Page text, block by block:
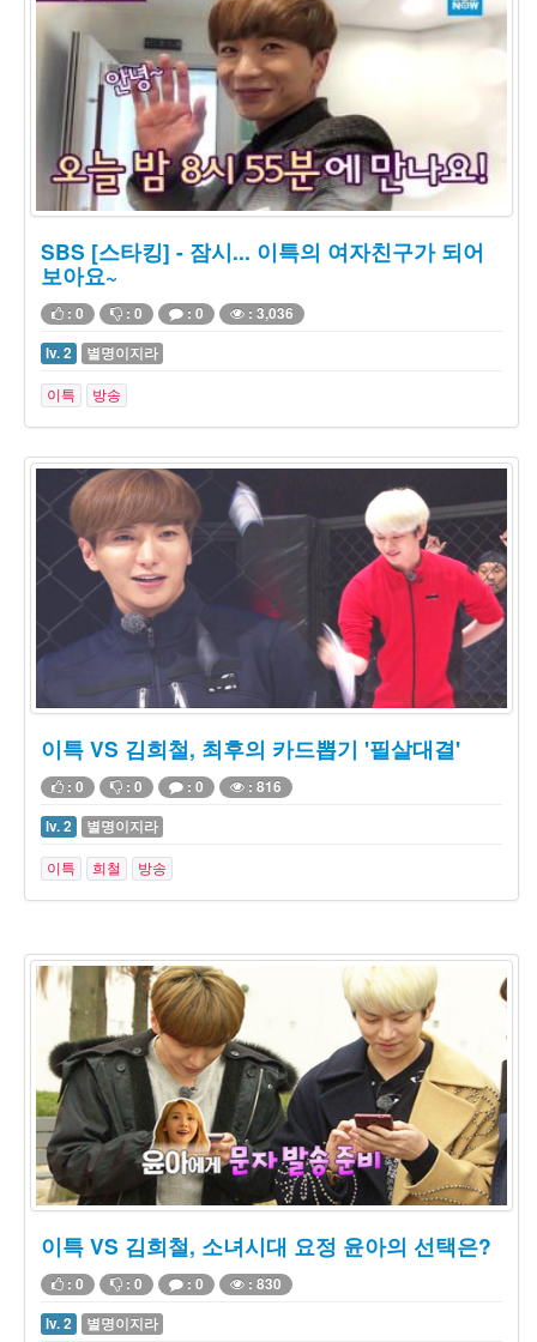
SBS [스타킹] - 잠시... 이특의 여자친구가 되어
보아요~
: 0 : 0 : 0
: 3,036
lv. 2
별명이지라
이특 방송
이특 VS 김희철, 최후의 카드뽑기 '필살대결'
: 0 : 0 : 0
: 816
lv. 2
별명이지라
이특 희철 방송
이특 VS 김희철, 소녀시대 요정 윤아의 선택은?
: 0 : 0 : 0
: 830
lv. 2
별명이지라